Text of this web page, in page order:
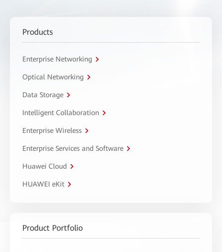
Products
Enterprise Networking
Optical Networking
Data Storage
Intelligent Collaboration
Enterprise Wireless
Enterprise Services and Software
Huawei Cloud
HUAWEI eKit
Product Portfolio